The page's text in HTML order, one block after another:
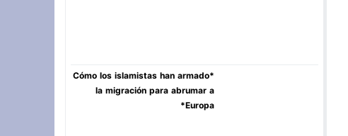
*Cómo los islamistas han armado
la migración para abrumar a
Europa*